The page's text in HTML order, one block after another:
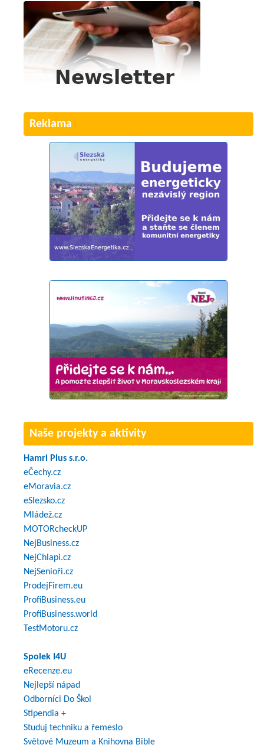
Reklama
Naše projekty a aktivity
Hamri Plus s.r.o.
eČechy.cz
eMoravia.cz
eSlezsko.cz
Mládež.cz
MOTORcheckUP
NejBusiness.cz
NejChlapi.cz
NejSenioři.cz
ProdejFirem.eu
ProfiBusiness.eu
ProfiBusiness.world
TestMotoru.cz
Spolek I4U
eRecenze.eu
Nejlepší nápad
Odborníci Do Škol
Stipendia +
Studuj techniku a řemeslo
Světové Muzeum a Knihovna Bible